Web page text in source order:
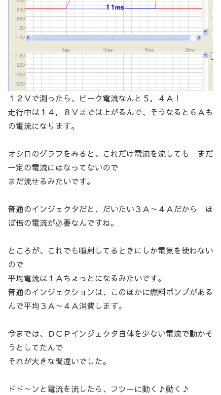
１２Ｖで測ったら、ピーク電流なんと５．４Ａ！
走行中は１４．８Ｖまでは上がるんで、そうなると６Ａも
の電流になります。
オシロのグラフをみると、これだけ電流を流しても まだ
一定の電流にはなってないので
まだ流せるみたいです。
普通のインジェクタだと、だいたい３Ａ～４Ａだから ほ
ぼ倍の電流が必要なんですね。
ところが、これでも噴射してるときにしか電気を使わない
ので
平均電流は１Ａちょっとになるみたいです。
普通のインジェクションは、このほかに燃料ポンプがある
んで平均３Ａ～４Ａ消費します。
今までは、ＤＣＰインジェクタ自体を少ない電流で動かそ
うとしてたんで
それが大きな間違いでした。
ドド～ンと電流を流したら、フツーに動く♪動く♪